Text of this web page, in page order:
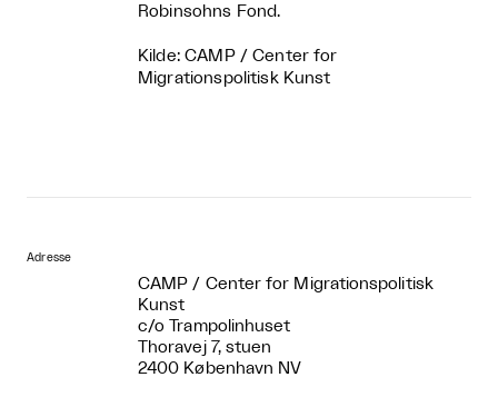
Robinsohns Fond.
Kilde: CAMP / Center for
Migrationspolitisk Kunst
Adresse
CAMP / Center for Migrationspolitisk
Kunst
c/o Trampolinhuset
Thoravej 7, stuen
2400 København NV